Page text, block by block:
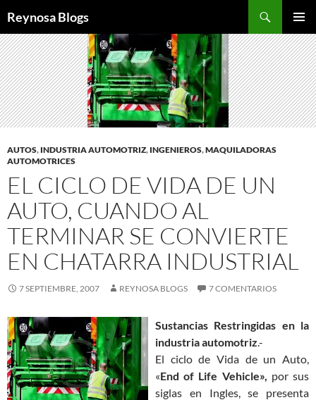
Reynosa Blogs
MENÚ
AL
CONTENIDO
AUTOS, INDUSTRIA AUTOMOTRIZ, INGENIEROS,MAQUILADORAS
AUTOMOTRICES
EL CICLO DE VIDA DE UN
AUTO, CUANDO AL
TERMINAR SE CONVIERTE
EN CHATARRA INDUSTRIAL
7 SEPTIEMBRE, 2007 REYNOSA BLOGS 7 COMENTARIOS
Sustancias Restringidas en la
industria automotriz.-
El ciclo de Vida de un Auto,
«End of Life Vehicle», por sus
siglas en Ingles, se presenta